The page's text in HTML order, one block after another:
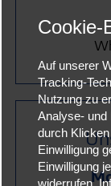
Cookie-
Auf unserer
Tracking-
Nutzung zu
Analyse- und
durch Klicken
Einwilligung
Einwilligung